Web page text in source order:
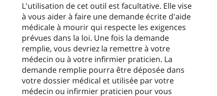
L'utilisation de cet outil est facultative. Elle vise
à vous aider à faire une demande écrite d'aide
médicale à mourir qui respecte les exigences
prévues dans la loi. Une fois la demande
remplie, vous devriez la remettre à votre
médecin ou à votre infirmier praticien. La
demande remplie pourra être déposée dans
votre dossier médical et utilisée par votre
médecin ou infirmier praticien pour vous